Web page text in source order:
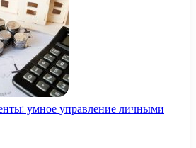
умное управление личными